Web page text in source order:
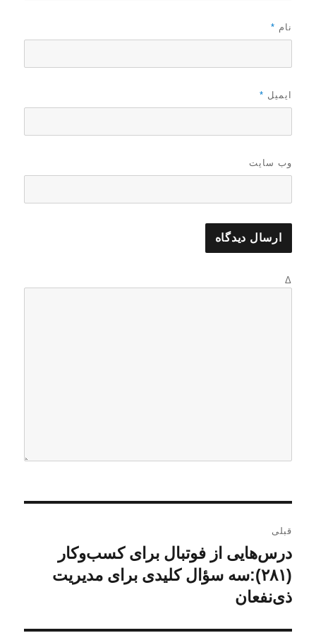
نام *
ایمیل *
وب‌ سایت
Δ
ا
ه
ب
قبلی
ن
و
ش
درس‌هایی از فوتبال برای کسب‌و‌کار
(۲۸۱):سه سؤال کلیدی برای مدیریت
ذی‌نفعان